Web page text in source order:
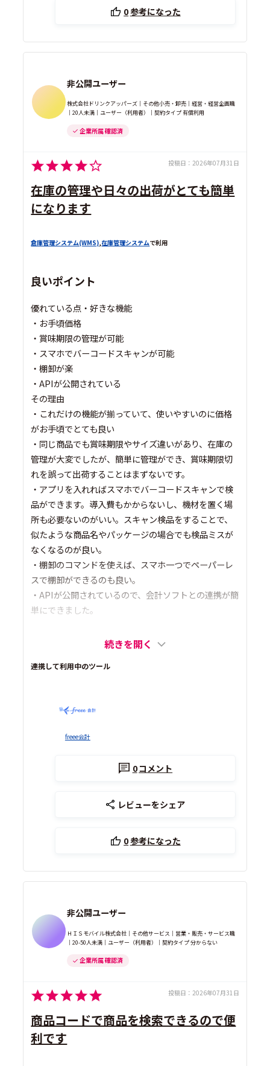
0参考になった
非公開ユーザー
株式会社ドリンクアッパーズ｜その他小売・卸売｜経営・経営企画職
｜20人未満｜ユーザー（利用者）｜契約タイプ 有償利用
企業所属 確認済
投稿日： 2026年07月31日
在庫の管理や日々の出荷がとても簡単
になります
倉庫管理システム(WMS),在庫管理システムで利用
良いポイント
優れている点・好きな機能
・お手頃価格
・賞味期限の管理が可能
・スマホでバーコードスキャンが可能
・棚卸が楽
・APIが公開されている
その理由
・これだけの機能が揃っていて、使いやすいのに価格
がお手頃でとても良い
・同じ商品でも賞味期限やサイズ違いがあり、在庫の
管理が大変でしたが、簡単に管理ができ、賞味期限切
れを誤って出荷することはまずないです。
・アプリを入れればスマホでバーコードスキャンで検
品ができます。導入費もかからないし、機材を置く場
所も必要ないのがいい。スキャン検品をすることで、
似たような商品名やパッケージの場合でも検品ミスが
なくなるのが良い。
・棚卸のコマンドを使えば、スマホ一つでペーパーレ
スで棚卸ができるのも良い。
・APIが公開されているので、会計ソフトとの連携が簡
単にできました。
続きを開く
連携して利用中のツール
freee会計
0コメント
レビューをシェア
0参考になった
非公開ユーザー
ＨＩＳモバイル株式会社｜その他サービス｜営業・販売・サービス職
｜20-50人未満｜ユーザー（利用者）｜契約タイプ 分からない
企業所属 確認済
投稿日： 2026年07月31日
商品コードで商品を検索できるので便
利です